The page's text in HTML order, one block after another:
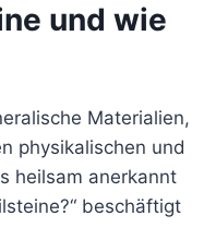
und wie
Materialien,
physikalischen und
heilsam anerkannt
beschäftigt